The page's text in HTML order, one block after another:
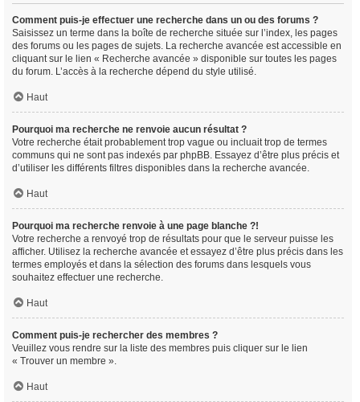
Comment puis-je effectuer une recherche dans un ou des forums ?
Saisissez un terme dans la boîte de recherche située sur l’index, les pages
des forums ou les pages de sujets. La recherche avancée est accessible en
cliquant sur le lien « Recherche avancée » disponible sur toutes les pages
du forum. L’accès à la recherche dépend du style utilisé.
Haut
Pourquoi ma recherche ne renvoie aucun résultat ?
Votre recherche était probablement trop vague ou incluait trop de termes
communs qui ne sont pas indexés par phpBB. Essayez d’être plus précis et
d’utiliser les différents filtres disponibles dans la recherche avancée.
Haut
Pourquoi ma recherche renvoie à une page blanche ?!
Votre recherche a renvoyé trop de résultats pour que le serveur puisse les
afficher. Utilisez la recherche avancée et essayez d’être plus précis dans les
termes employés et dans la sélection des forums dans lesquels vous
souhaitez effectuer une recherche.
Haut
Comment puis-je rechercher des membres ?
Veuillez vous rendre sur la liste des membres puis cliquer sur le lien
« Trouver un membre ».
Haut